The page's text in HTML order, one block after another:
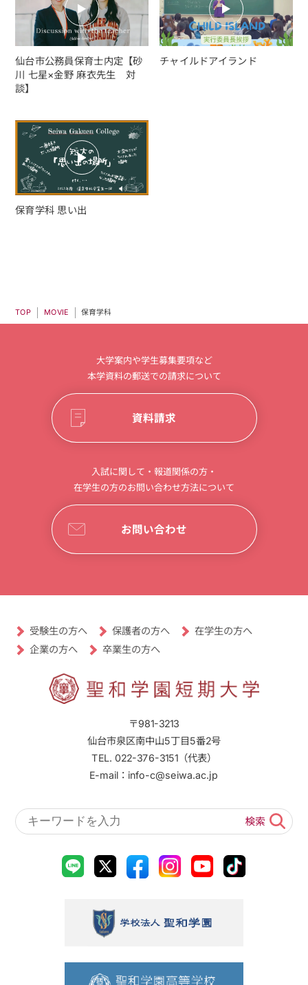
仙台市公務員保育士内定【砂
川 七星×金野 麻衣先生 対
談】
チャイルドアイランド
保育学科 思い出
TOP MOVIE 保育学科
大学案内や学生募集要項など
本学資料の郵送での請求について
資料請求
入試に関して・報道関係の方・
在学生の方のお問い合わせ方法について
お問い合わせ
〒981-3213
仙台市泉区南中山5丁目5番2号
TEL. 022-376-3151（代表）
E-mail：info-c@seiwa.ac.jp
受験生の方へ 保護者の方へ 在学生の方へ
企業の方へ 卒業生の方へ